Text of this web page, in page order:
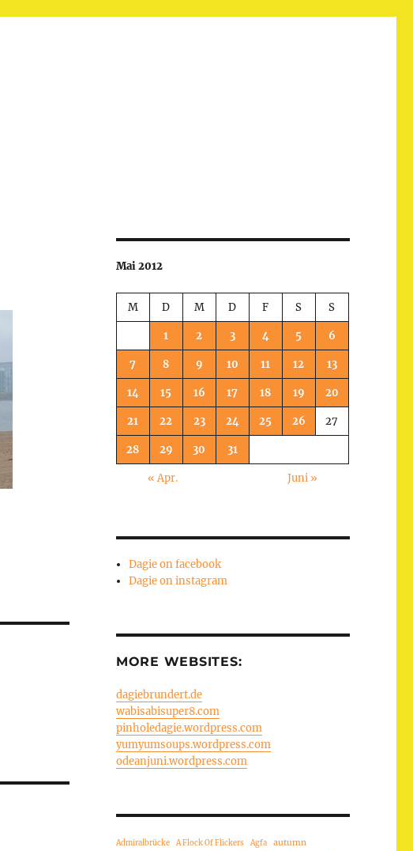
Mai 2012
M D M D F S S
1 2 3 4 5 6
7 8 9 10 11 12 13
14 15 16 17 18 19 20
21 22 23 24 25 26 27
28 29 30 31
« Apr. Juni »
Dagie on facebook
Dagie on instagram
MORE WEBSITES:
dagiebrundert.de
wabisabisuper8.com
pinholedagie.wordpress.com
yumyumsoups.wordpress.com
odeanjuni.wordpress.com
Admiralbrücke A Flock Of Flickers Agfa autumn